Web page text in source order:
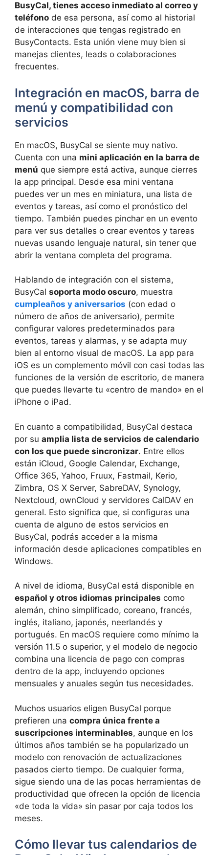
BusyCal, tienes acceso inmediato al correo y
teléfono de esa persona, así como al historial
de interacciones que tengas registrado en
BusyContacts. Esta unión viene muy bien si
manejas clientes, leads o colaboraciones
frecuentes.
Integración en macOS, barra de
menú y compatibilidad con
servicios
En macOS, BusyCal se siente muy nativo.
Cuenta con una mini aplicación en la barra de
menú que siempre está activa, aunque cierres
la app principal. Desde esa mini ventana
puedes ver un mes en miniatura, una lista de
eventos y tareas, así como el pronóstico del
tiempo. También puedes pinchar en un evento
para ver sus detalles o crear eventos y tareas
nuevas usando lenguaje natural, sin tener que
abrir la ventana completa del programa.
Hablando de integración con el sistema,
BusyCal soporta modo oscuro, muestra
cumpleaños y aniversarios (con edad o
número de años de aniversario), permite
configurar valores predeterminados para
eventos, tareas y alarmas, y se adapta muy
bien al entorno visual de macOS. La app para
iOS es un complemento móvil con casi todas las
funciones de la versión de escritorio, de manera
que puedes llevarte tu «centro de mando» en el
iPhone o iPad.
En cuanto a compatibilidad, BusyCal destaca
por su amplia lista de servicios de calendario
con los que puede sincronizar. Entre ellos
están iCloud, Google Calendar, Exchange,
Office 365, Yahoo, Fruux, Fastmail, Kerio,
Zimbra, OS X Server, SabreDAV, Synology,
Nextcloud, ownCloud y servidores CalDAV en
general. Esto significa que, si configuras una
cuenta de alguno de estos servicios en
BusyCal, podrás acceder a la misma
información desde aplicaciones compatibles en
Windows.
A nivel de idioma, BusyCal está disponible en
español y otros idiomas principales como
alemán, chino simplificado, coreano, francés,
inglés, italiano, japonés, neerlandés y
portugués. En macOS requiere como mínimo la
versión 11.5 o superior, y el modelo de negocio
combina una licencia de pago con compras
dentro de la app, incluyendo opciones
mensuales y anuales según tus necesidades.
Muchos usuarios eligen BusyCal porque
prefieren una compra única frente a
suscripciones interminables, aunque en los
últimos años también se ha popularizado un
modelo con renovación de actualizaciones
pasados cierto tiempo. De cualquier forma,
sigue siendo una de las pocas herramientas de
productividad que ofrecen la opción de licencia
«de toda la vida» sin pasar por caja todos los
meses.
Cómo llevar tus calendarios de